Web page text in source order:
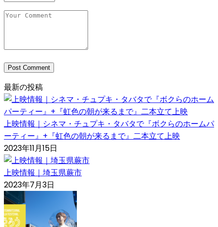
最新の投稿
上映情報｜シネマ・チュプキ・タバタで『ボクらのホームパ
ーティー』+『虹色の朝が来るまで』二本立て上映
2023年11月15日
上映情報｜埼玉県蕨市
2023年7月3日